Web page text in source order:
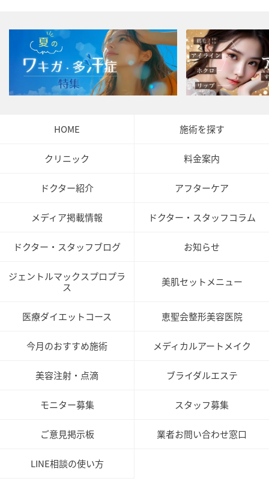
HOME 施術を探す
クリニック 料金案内
ドクター紹介 アフターケア
メディア掲載情報 ドクター・スタッフコラム
ドクター・スタッフブログ お知らせ
ジェントルマックスプロプラ
ス
美肌セットメニュー
医療ダイエットコース 恵聖会整形美容医院
今月のおすすめ施術 メディカルアートメイク
美容注射・点滴 ブライダルエステ
モニター募集 スタッフ募集
ご意見掲示板 業者お問い合わせ窓口
LINE相談の使い方